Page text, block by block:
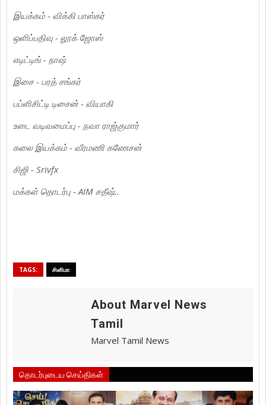
இயக்கம் - விக்கி பாஸ்கர்
ஒளிப்பதிவு - லூக் ஜோஸ்
எடிட்டிங் - நாஷ்
இசை - பரத் சங்கர்
பப்ளிசிட்டி டிசைன் - வியாகி
உடை வடிவமைப்பு - நவா ராஜ்குமார்
கலை இயக்கம் - வீரமணி கணேசன்
சிஜி - Srivfx
மக்கள் தொடர்பு - AIM சதீஷ்..
TAGS: சினிமா
About Marvel News
Tamil
Marvel Tamil News
தொடர்புடைய செய்திகள்